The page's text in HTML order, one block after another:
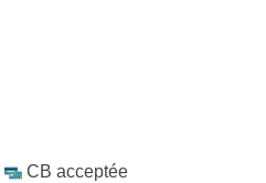
CB acceptée